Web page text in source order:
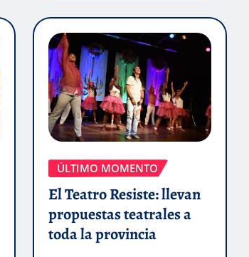
ÚLTIMO MOMENTO
El Teatro Resiste: llevan
propuestas teatrales a
toda la provincia